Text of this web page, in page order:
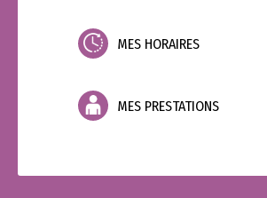
MES HORAIRES
MES PRESTATIONS